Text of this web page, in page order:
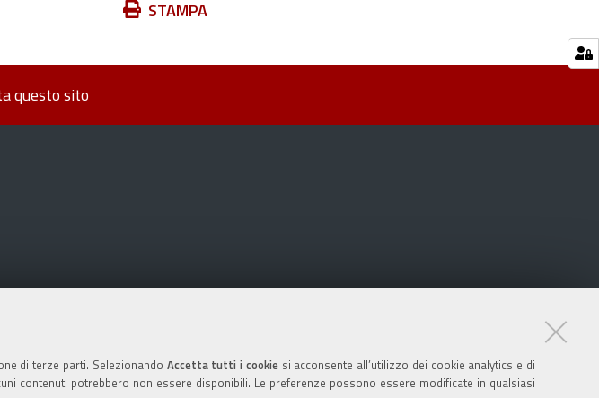
di terze parti. Selezionando Accetta tutti i cookiesi acconsente all’utilizzo dei cookie analytics e di
contenuti potrebbero non essere disponibili. Le preferenze possono essere modificate in qualsiasi
Azioni STAMPA
questo sito